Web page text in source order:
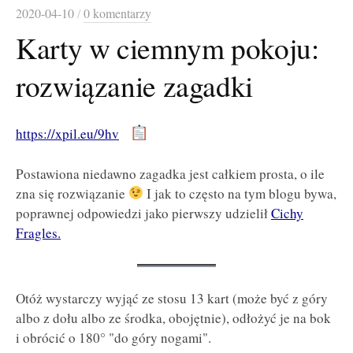
2020-04-10/0 komentarzy
Karty w ciemnym pokoju:
rozwiązanie zagadki
https://xpil.eu/9hv
Postawiona niedawno zagadka jest całkiem prosta, o ile
zna się rozwiązanie
I jak to często na tym blogu bywa,
poprawnej odpowiedzi jako pierwszy udzieliłCichy
Fragles.
Otóż wystarczy wyjąć ze stosu 13 kart (może być z góry
albo z dołu albo ze środka, obojętnie), odłożyć je na bok
i obrócić o 180° "do góry nogami".